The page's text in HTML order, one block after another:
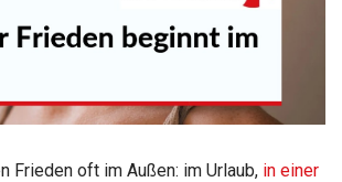
Frieden oft im Außen: im Urlaub, in einer